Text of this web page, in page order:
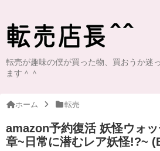
転売が趣味の僕が買った物、買おうか迷
ます＾＾
ホーム 転売
amazon予約復活 妖怪ウォ
章~日常に潜むレア妖怪!?~